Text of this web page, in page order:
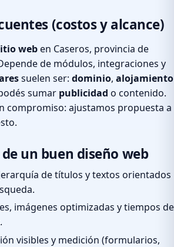
(costos y alcance)
weben Caseros, provincia de
de módulos, integraciones y
suelen ser: dominio, alojamiento
sumar publicidad o contenido.
compromiso: ajustamos propuesta a
un buen diseño web
de títulos y textos orientados
imágenes optimizadas y tiempos de
visibles y medición (formularios,